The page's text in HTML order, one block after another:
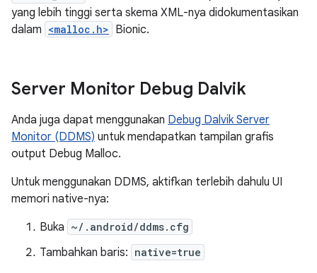
yang lebih tinggi serta skema XML-nya didokumentasikan
dalam <malloc.h> Bionic.
Server Monitor Debug Dalvik
Anda juga dapat menggunakan Debug Dalvik Server
Monitor (DDMS) untuk mendapatkan tampilan grafis
output Debug Malloc.
Untuk menggunakan DDMS, aktifkan terlebih dahulu UI
memori native-nya:
Buka ~/.android/ddms.cfg
Tambahkan baris: native=true